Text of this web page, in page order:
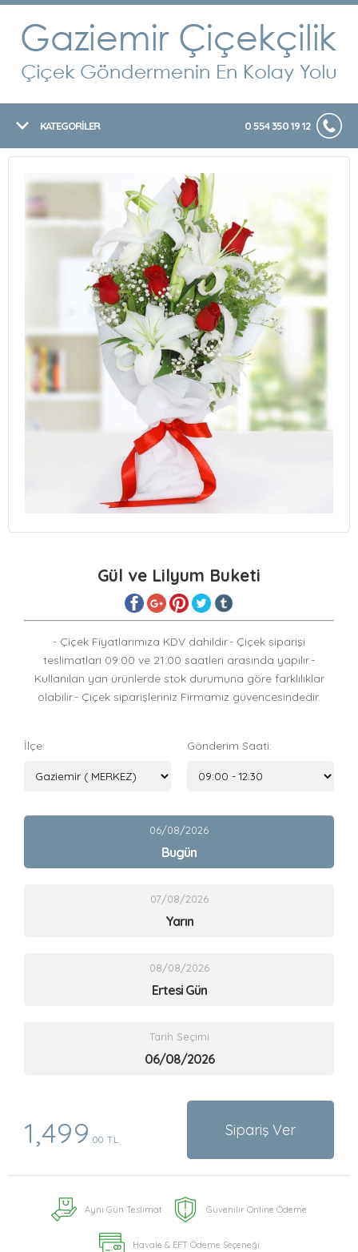
KATEGORİLER 0 554 350 19 12
Gül ve Lilyum Buketi
- Çiçek Fiyatlarımıza KDV dahildir.- Çiçek siparişi
teslimatları 09:00 ve 21:00 saatleri arasında yapılır.-
Kullanılan yan ürünlerde stok durumuna göre farklılıklar
olabilir.- Çiçek siparişleriniz Firmamız güvencesindedir.
İlçe: Gönderim Saati:
06/08/2026
Bugün
07/08/2026
Yarın
08/08/2026
Ertesi Gün
Tarih Seçimi
1,499 .00 TL
Sipariş Ver
Aynı Gün Teslimat Güvenilir Online Ödeme
Havale & EFT Ödeme Seçeneği